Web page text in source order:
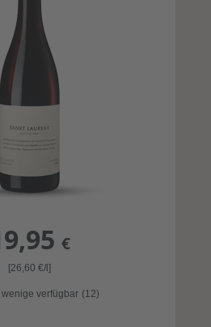
€
[26,60€/l]
verfügbar (12)